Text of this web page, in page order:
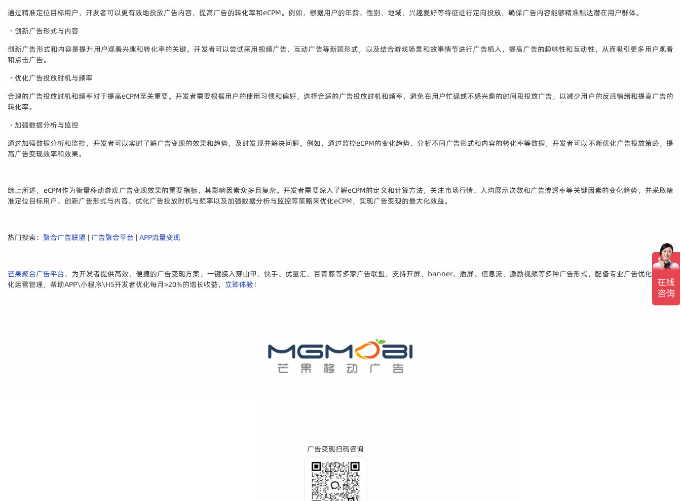
通过精准定位目标用户，开发者可以更有效地投放广告内容，提高广告的转化率和eCPM。例如，根据用户的年龄、性别、地域、兴趣爱好等特征进行定向投放，确保广告内容能够精准触达潜在用户群体。
・创新广告形式与内容
创新广告形式和内容是提升用户观看兴趣和转化率的关键。开发者可以尝试采用视频广告、互动广告等新颖形式，以及结合游戏场景和故事情节进行广告植入，提高广告的趣味性和互动性，从而吸引更多用户观看
和点击广告。
・优化广告投放时机与频率
合理的广告投放时机和频率对于提高eCPM至关重要。开发者需要根据用户的使用习惯和偏好，选择合适的广告投放时机和频率，避免在用户忙碌或不感兴趣的时间段投放广告，以减少用户的反感情绪和提高广告的
转化率。
・加强数据分析与监控
通过加强数据分析和监控，开发者可以实时了解广告变现的效果和趋势，及时发现并解决问题。例如，通过监控eCPM的变化趋势、分析不同广告形式和内容的转化率等数据，开发者可以不断优化广告投放策略，提
高广告变现效率和效果。
综上所述，eCPM作为衡量移动游戏广告变现效果的重要指标，其影响因素众多且复杂。开发者需要深入了解eCPM的定义和计算方法，关注市场行情、人均展示次数和广告渗透率等关键因素的变化趋势，并采取精
准定位目标用户、创新广告形式与内容、优化广告投放时机与频率以及加强数据分析与监控等策略来优化eCPM，实现广告变现的最大化效益。
热门搜索： 聚合广告联盟 | 广告聚合平台 | APP流量变现
芒果聚合广告平台，为开发者提供高效、便捷的广告变现方案，一键接入穿山甲、快手、优量汇、百青藤等多家广告联盟，支持开屏、banner、插屏、信息流、激励视频等多种广告形式，配备专业广告优化师精细
化运营管理，帮助APP\小程序\H5开发者优化每月>20%的增长收益， 立即体验！
广告变现扫码咨询